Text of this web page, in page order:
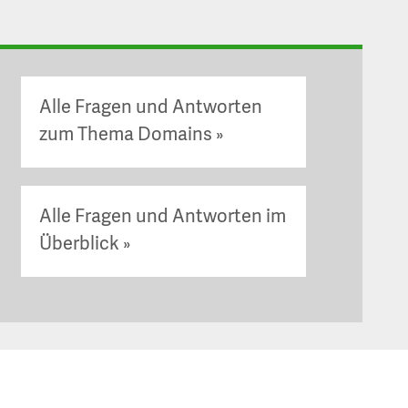
Alle Fragen und Antworten
zum Thema Domains
Alle Fragen und Antworten im
Überblick